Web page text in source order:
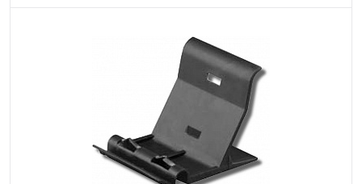
В наличии